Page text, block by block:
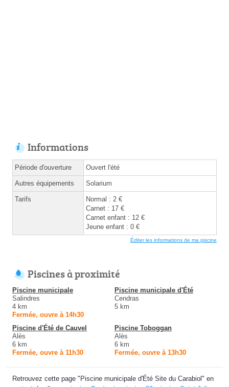
Informations
Période d'ouverture Ouvert l'été
Autres équipements Solarium
Tarifs
Normal : 2 €
Carnet : 17 €
Carnet enfant : 12 €
Jeune enfant : 0 €
Éditer les informations de ma piscine
Piscines à proximité
Piscine municipale
Salindres
4 km
Fermée, ouvre à 14h30
Piscine municipale d'Été
Cendras
5 km
Piscine d'Été de Cauvel
Alès
6 km
Fermée, ouvre à 11h30
Piscine Toboggan
Alès
6 km
Fermée, ouvre à 13h30
Retrouvez cette page "Piscine municipale d'Été Site du Carabiol" en